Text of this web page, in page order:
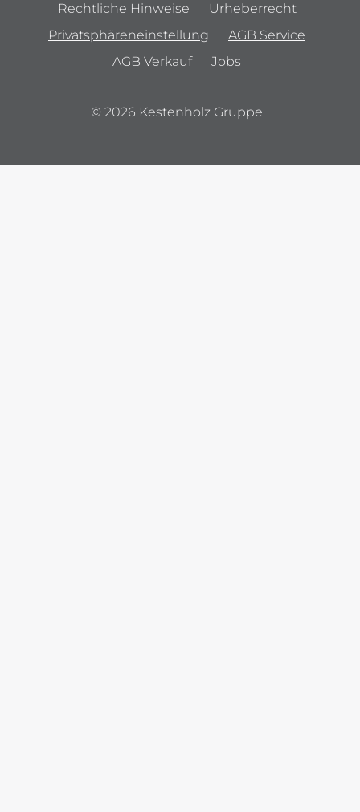
Rechtliche Hinweise
Urheberrecht
Privatsphäreneinstellung
AGB Service
AGB Verkauf
Jobs
© 2026 Kestenholz Gruppe